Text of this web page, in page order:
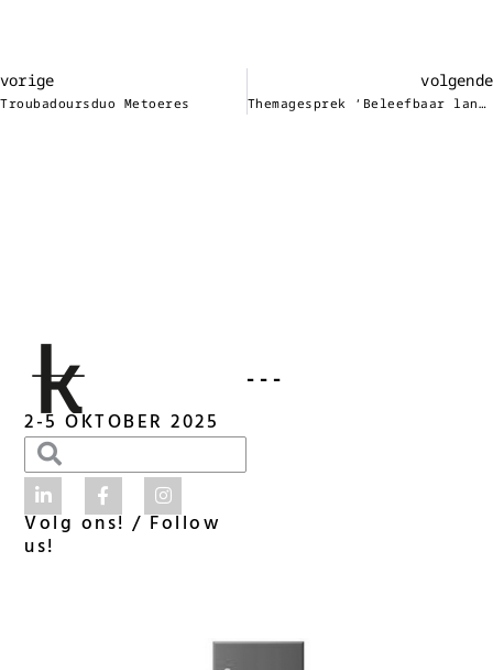
vorige
Troubadoursduo Metoeres
volgende
Themagesprek ‘Beleefbaar landschap’
2-5 OKTOBER 2025
Volg ons! / Follow
us!
- - -